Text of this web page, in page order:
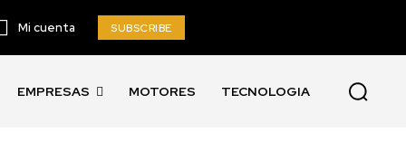
Mi cuenta SUBSCRIBE
EMPRESAS MOTORES TECNOLOGIA